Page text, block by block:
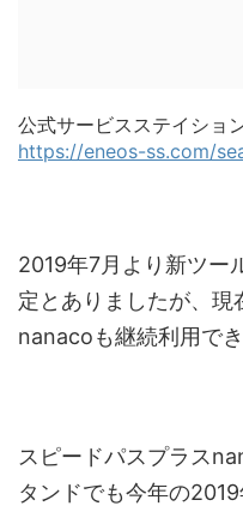
公式サービスステイショ
https://eneos-ss.com/
2019年7月より新ツー
定とありましたが、現
nanacoも継続利用でき
スピードパスプラス
タンドでも今年の